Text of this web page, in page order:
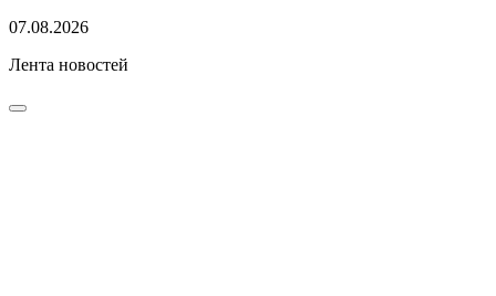
07.08.2026
Лента новостей